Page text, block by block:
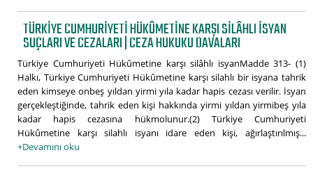
TÜRKIYE CUMHURIYETI HÜKÛMETINE KARŞI SILÂHLI ISYAN
SUÇLARI VE CEZALARI | CEZA HUKUKU DAVALARI
Türkiye Cumhuriyeti Hükûmetine karşı silâhlı isyanMadde 313- (1)
Halkı, Türkiye Cumhuriyeti Hükûmetine karşı silahlı bir isyana tahrik
eden kimseye onbeş yıldan yirmi yıla kadar hapis cezası verilir. İsyan
gerçekleştiğinde, tahrik eden kişi hakkında yirmi yıldan yirmibeş yıla
kadar hapis cezasına hükmolunur.(2) Türkiye Cumhuriyeti
Hükûmetine karşı silahlı isyanı idare eden kişi, ağırlaştırılmış...
+Devamını oku